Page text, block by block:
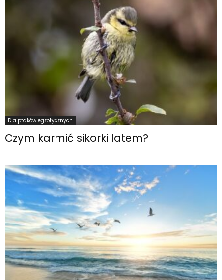
Dla ptaków egzotycznych
Czym karmić sikorki latem?